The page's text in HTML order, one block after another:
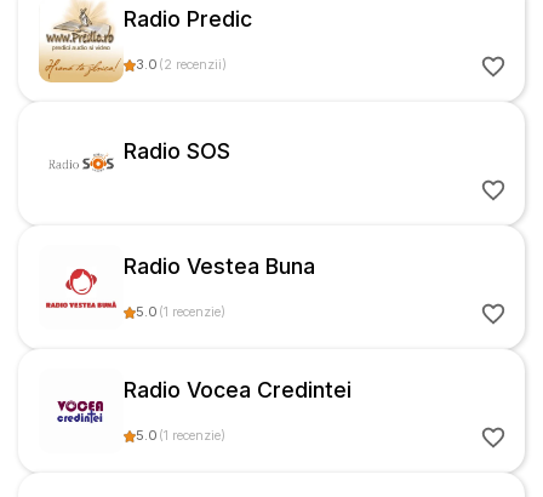
Radio Predic
3.0 (2 recenzii)
Radio SOS
Radio Vestea Buna
5.0 (1 recenzie)
Radio Vocea Credintei
5.0 (1 recenzie)